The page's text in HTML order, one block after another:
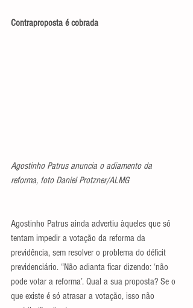
Contraproposta é cobrada
Agostinho Patrus anuncia o adiamento da
reforma, foto Daniel Protzner/ALMG
Agostinho Patrus ainda advertiu àqueles que só
tentam impedir a votação da reforma da
previdência, sem resolver o problema do déficit
previdenciário. “Não adianta ficar dizendo: ‘não
pode votar a reforma’. Qual a sua proposta? Se o
que existe é só atrasar a votação, isso não